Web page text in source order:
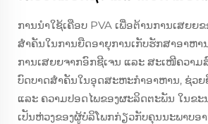
ການນໍາໃຊ້ເຄືອບ PVA ເພື່ອຕ້ານການເສຍຍ
ສໍາຄັນໃນການຍືດອາຍຸການເກັບຮັກສາອາຫາ
ການເສຍຍຈາກອົກຊີເຈນ ແລະ ສະເໜີຄວາ
ບົດບາດສໍາຄັນໃນອຸດສະຫະກໍາອາຫານ, ຊ່ວ
ແລະ ຄວາມປອດໄພຂອງຜະລິດຕະພັນ ໃນຂ
ເປັນຫ່ວງຂອງຜູ້ບໍລິໂພກກ່ຽວກັບຄຸນນະພາບອ